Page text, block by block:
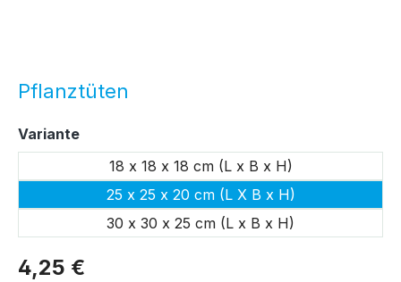
Pflanztüten
4,25 €
Varianteauswählen
18 x 18 x 18 cm (L x B x H)
25 x 25 x 20 cm (L X B x H)
30 x 30 x 25 cm (L x B x H)